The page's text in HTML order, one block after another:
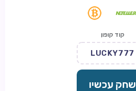
קוד קופון
LUCKY777
שחק עכשיו